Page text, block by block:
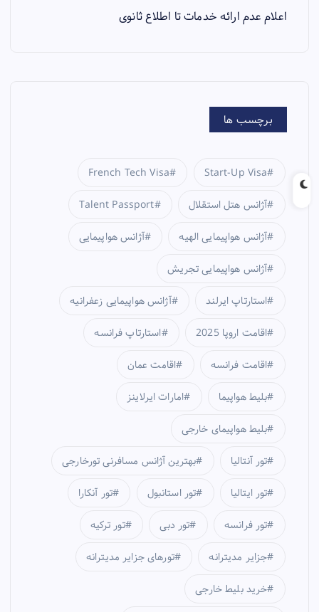
اعلام عدم ارائه خدمات تا اطلاع ثانوی
برچسب ها
French Tech Visa Start-Up Visa
Talent Passport آژانس هتل استقلال
آژانس هواپیمایی آژانس هواپیمایی الهیه
آژانس هواپیمایی تجریش
آژانس هواپیمایی زعفرانیه استارتاپ ایرلند
استارتاپ فرانسه اقامت اروپا 2025
اقامت عمان اقامت فرانسه
امارات ایرلاینز بلیط هواپیما
بلیط هواپیمای خارجی
بهترین آژانس مسافرنی تورخارجی تور آنتالیا
تور آنکارا تور استانبول تور ایتالیا
تور ترکیه تور دبی تور فرانسه
تورهای جزایر مدیترانه جزایر مدیترانه
خرید بلیط خارجی